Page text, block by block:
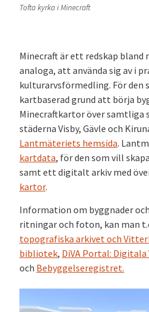
Tofta kyrka i Minecraft
Minecraft är ett redskap bland
analoga, att använda sig av i
kulturarvsförmedling. För den
kartbaserad grund att börja
Minecraftkartor över samtliga
städerna Visby, Gävle och
Lantmäteriets hemsida.
kartdata, för den som vill
samt ett digitalt arkiv med
kartor.
Information om byggnader
ritningar och foton, kan man
topografiska arkivet och
bibliotek, DiVA Portal:
och Bebyggelseregistret.